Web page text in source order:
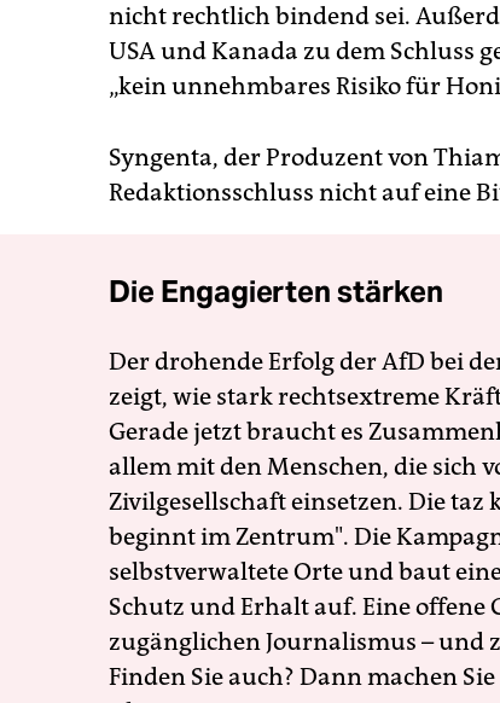
nicht rechtlich bindend sei.
USA und Kanada zu dem Schluss
„kein unnehmbares Risiko für
Syngenta, der Produzent von
Redaktionsschluss nicht auf eine
Die Engagierten stärken
Der drohende Erfolg der AfD bei
zeigt, wie stark rechtsextreme
Gerade jetzt braucht es
allem mit den Menschen, die sich
Zivilgesellschaft einsetzen. Die taz
beginnt im Zentrum". Die
selbstverwaltete Orte und baut
Schutz und Erhalt auf. Eine
zugänglichen Journalismus – und
Finden Sie auch? Dann machen